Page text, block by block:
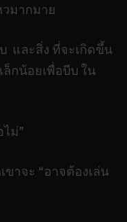
มากมาย
บ และสิ่ง ที่จะเกิดขึ้น
กน้อยเพื่อบีบ ใน
ม่”
ขาจะ “อาจต้องเล่น